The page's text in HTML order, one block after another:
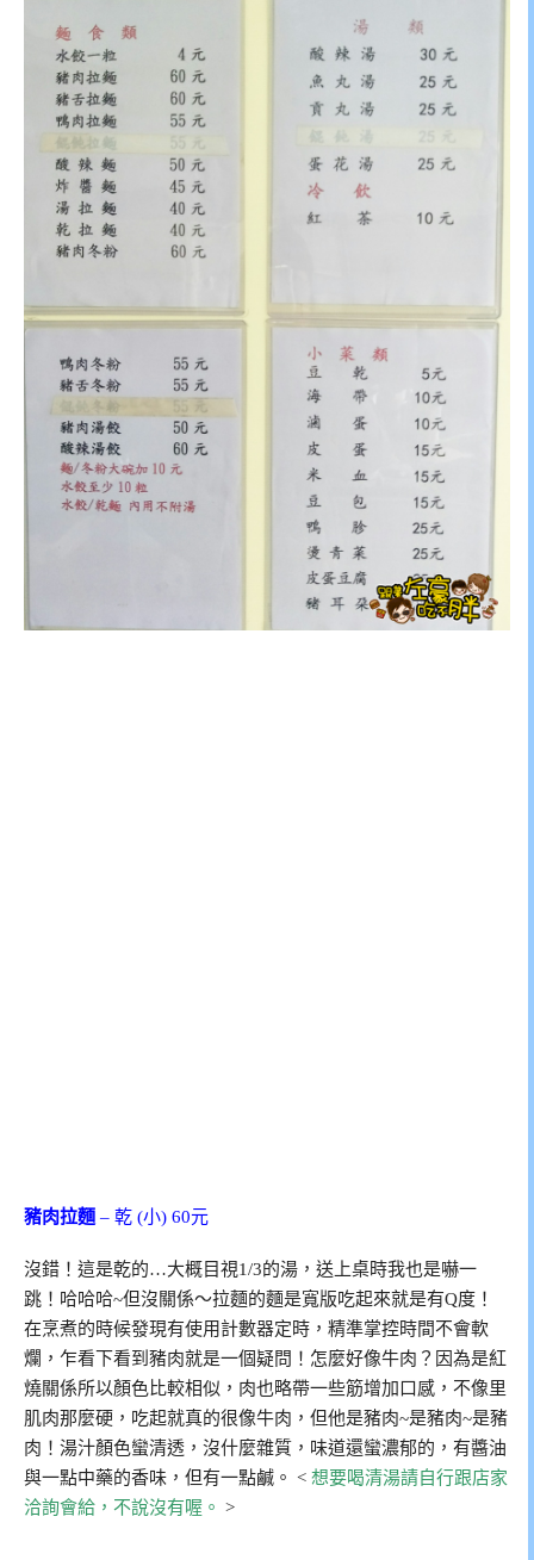
豬肉拉麵 – 乾 (小) 60元
沒錯！這是乾的…大概目視1/3的湯，送上桌時我也是嚇一
跳！哈哈哈~但沒關係～拉麵的麵是寬版吃起來就是有Q度！
在烹煮的時候發現有使用計數器定時，精準掌控時間不會軟
爛，乍看下看到豬肉就是一個疑問！怎麼好像牛肉？因為是紅
燒關係所以顏色比較相似，肉也略帶一些筋增加口感，不像里
肌肉那麼硬，吃起就真的很像牛肉，但他是豬肉~是豬肉~是豬
肉！湯汁顏色蠻清透，沒什麼雜質，味道還蠻濃郁的，有醬油
與一點中藥的香味，但有一點鹹。 < 想要喝清湯請自行跟店家
洽詢會給，不說沒有喔。 >